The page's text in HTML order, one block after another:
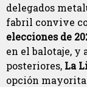
delegados
fabril convive
elecciones de
en el balotaje, y
posteriores, La
opción